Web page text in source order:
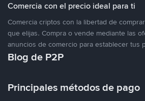
Comercia con el precio ideal para ti
Comercia criptos con la libertad de
que elijas. Compra o vende mediante las
anuncios de comercio para establecer tus
Blog de P2P
Principales métodos de pago